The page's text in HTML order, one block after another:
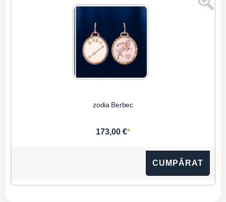
zodia Berbec
173,00 €*
CUMPĂRAT